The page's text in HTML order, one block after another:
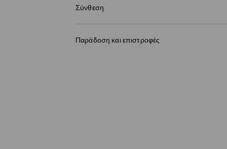
Σύνθεση
Παράδοση και επιστροφές